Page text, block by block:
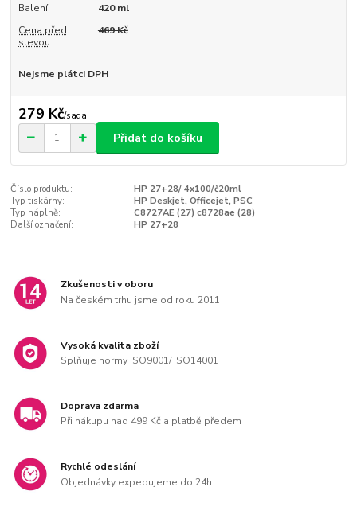
Balení
420 ml
Cena před
slevou
469 Kč
Nejsme plátci DPH
279 Kč/sada
Přidat do košíku
Číslo produktu:
HP 27+28/ 4x100/č20ml
Typ tiskárny:
HP Deskjet, Officejet, PSC
Typ náplně:
C8727AE (27) c8728ae (28)
Další označení:
HP 27+28
Zkušenosti v oboru
Na českém trhu jsme od roku 2011
Vysoká kvalita zboží
Splňuje normy ISO9001/ ISO14001
Doprava zdarma
Při nákupu nad 499 Kč a platbě předem
Rychlé odeslání
Objednávky expedujeme do 24h